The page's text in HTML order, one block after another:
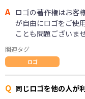
A ロゴの著作権はお客
が自由にロゴをご使
ことも問題ございま
関連タグ
ロゴ
Q 同じロゴを他の人が